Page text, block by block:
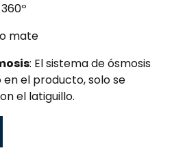
mate
: El sistema de ósmosis
en el producto, solo se
el latiguillo.